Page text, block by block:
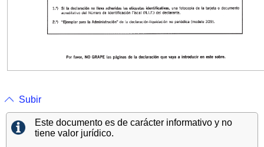
Subir
Este documento es de carácter informativo y no
tiene valor jurídico.